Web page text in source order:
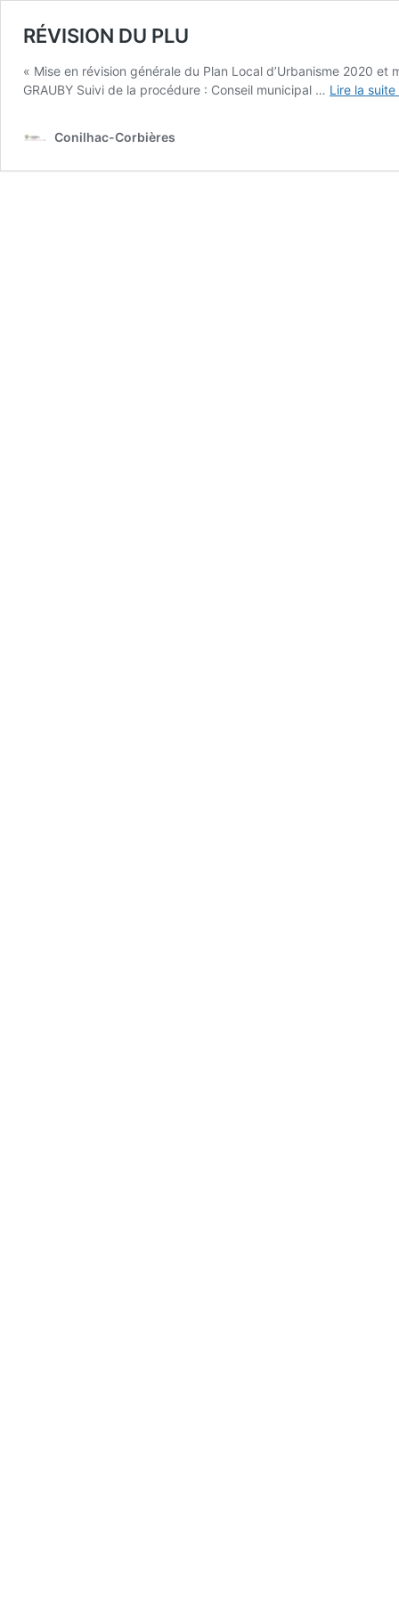
RÉVISION DU PLU
« Mise en révision générale du Plan Local d’Urbanisme 2020
GRAUBY Suivi de la procédure : Conseil municipal … Lire la suite
Conilhac-Corbières